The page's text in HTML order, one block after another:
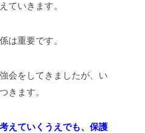
ていきます。
は重要です。
会をしてきましたが、い
きます。
えていくうえでも、保護